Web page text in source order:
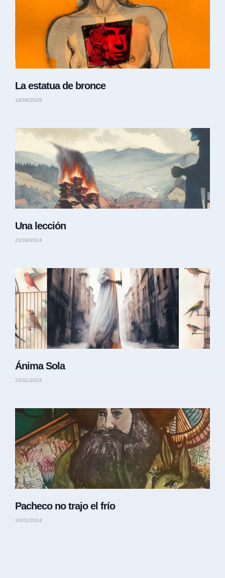
La estatua de bronce
14/08/2025
Una lección
23/08/2024
Ánima Sola
23/11/2023
Pacheco no trajo el frío
10/01/2024